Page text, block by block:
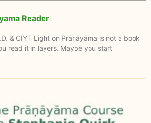
Reader
& CIYT Light on Prāṇāyāma is not a book
read it in layers. Maybe you start